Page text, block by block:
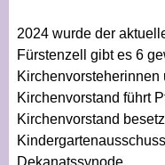
2024 wurde der
Fürstenzell gibt es 6
Kirchenvorsteherinnen
Kirchenvorstand führt
Kirchenvorstand
Dekanatssynode.